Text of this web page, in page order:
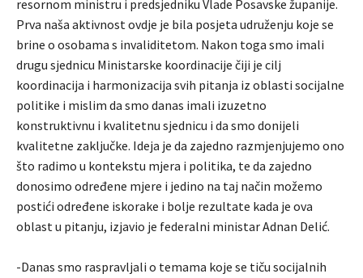
resornom ministru i predsjedniku Vlade Posavske županije.
Prva naša aktivnost ovdje je bila posjeta udruženju koje se
brine o osobama s invaliditetom. Nakon toga smo imali
drugu sjednicu Ministarske koordinacije čiji je cilj
koordinacija i harmonizacija svih pitanja iz oblasti socijalne
politike i mislim da smo danas imali izuzetno
konstruktivnu i kvalitetnu sjednicu i da smo donijeli
kvalitetne zaključke. Ideja je da zajedno razmjenjujemo ono
što radimo u kontekstu mjera i politika, te da zajedno
donosimo određene mjere i jedino na taj način možemo
postići određene iskorake i bolje rezultate kada je ova
oblast u pitanju, izjavio je federalni ministar Adnan Delić.
-Danas smo raspravljali o temama koje se tiču socijalnih